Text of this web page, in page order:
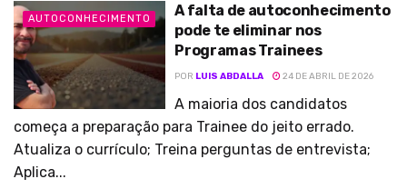
AUTOCONHECIMENTO
A falta de autoconhecimento
pode te eliminar nos
Programas Trainees
POR LUIS ABDALLA 24 DE ABRIL DE 2026
A maioria dos candidatos
começa a preparação para Trainee do jeito errado.
Atualiza o currículo; Treina perguntas de entrevista;
Aplica...